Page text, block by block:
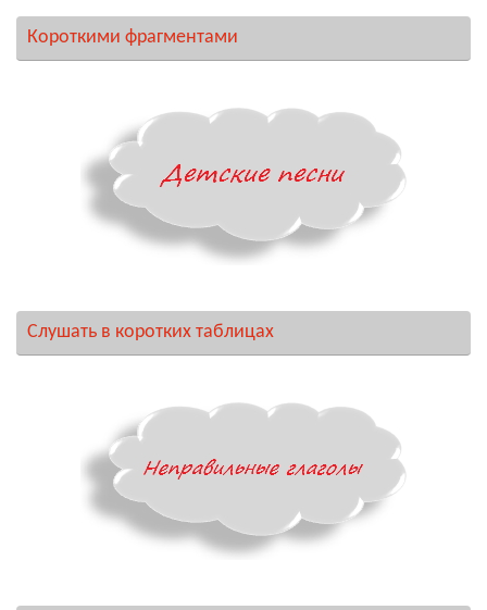
Короткими фрагментами
Слушать в коротких таблицах